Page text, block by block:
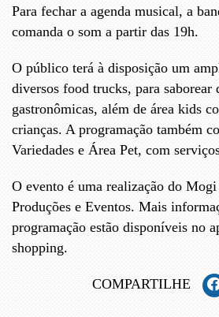
Para fechar a agenda musical, a
comanda o som a partir das 19h.
O público terá à disposição um
diversos food trucks, para saborear
gastronômicas, além de área kids
crianças. A programação também
Variedades e Área Pet, com
O evento é uma realização do
Produções e Eventos. Mais
programação estão disponíveis no
shopping.
COMPARTILHE